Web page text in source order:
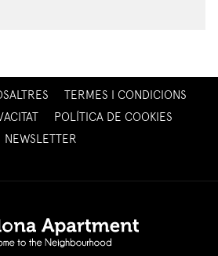
OPENS
IN
A
TERMES I CONDICIONS
POLÍTICA DE COOKIES
NEWSLETTER